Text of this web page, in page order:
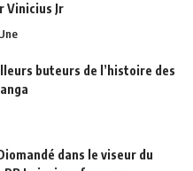
Vinicius Jr
buteurs de l’histoire des
dans le viseur du